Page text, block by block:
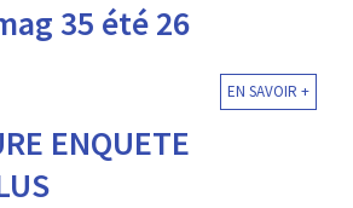
e
r
PUBLICATIONS
35 été 26
EN SAVOIR +
ENQUETE